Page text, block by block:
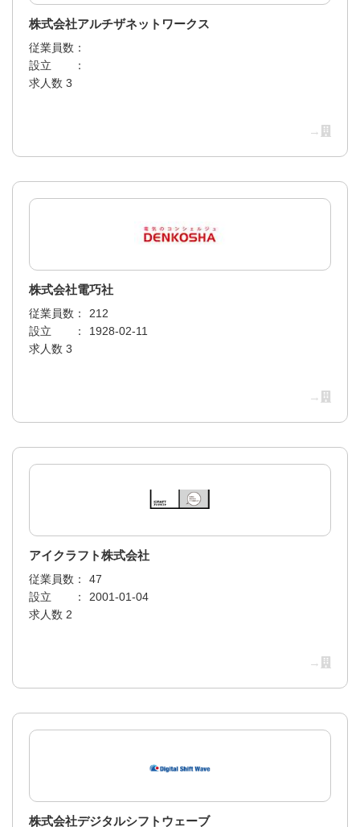
株式会社アルチザネットワークス
従業員数：
設立 ：
求人数 3
→
株式会社電巧社
従業員数：
212
設立 ：
1928-02-11
求人数 3
→
アイクラフト株式会社
従業員数：
47
設立 ：
2001-01-04
求人数 2
→
株式会社デジタルシフトウェーブ